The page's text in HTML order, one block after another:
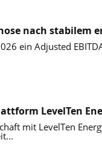
nach stabilem
ein Adjusted
LevelTen
mit LevelTen